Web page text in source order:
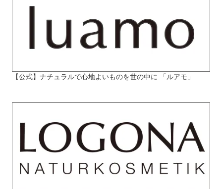
【公式】ナチュラルで心地よいものを世の中に 「ルアモ」